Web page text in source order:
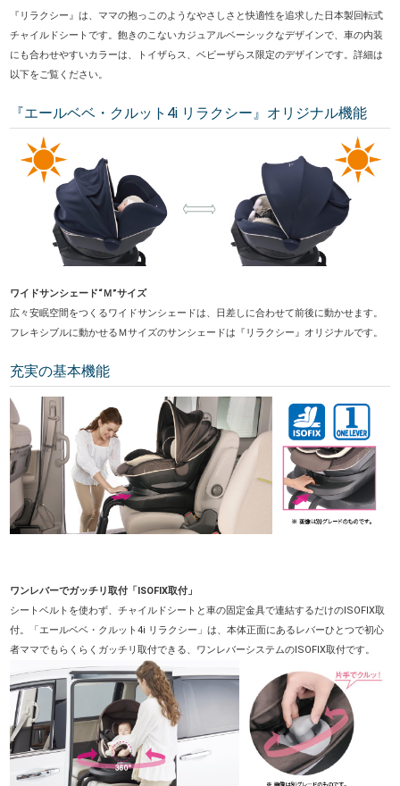
『リラクシー』は、ママの抱っこのようなやさしさと快適性を追求した日本製回転式
チャイルドシートです。飽きのこないカジュアルベーシックなデザインで、車の内装
にも合わせやすいカラーは、トイザらス、ベビーザらス限定のデザインです。詳細は
以下をご覧ください。
『エールベベ・クルット4i リラクシー』オリジナル機能
ワイドサンシェード“Ｍ”サイズ
広々安眠空間をつくるワイドサンシェードは、日差しに合わせて前後に動かせます。
フレキシブルに動かせるＭサイズのサンシェードは『リラクシー』オリジナルです。
充実の基本機能
ワンレバーでガッチリ取付「ISOFIX取付」
シートベルトを使わず、チャイルドシートと車の固定金具で連結するだけのISOFIX取
付。「エールベベ・クルット4i リラクシー」は、本体正面にあるレバーひとつで初心
者ママでもらくらくガッチリ取付できる、ワンレバーシステムのISOFIX取付です。